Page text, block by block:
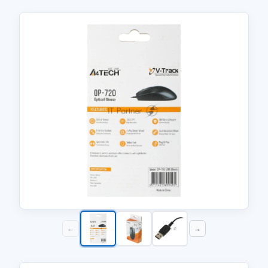
← →